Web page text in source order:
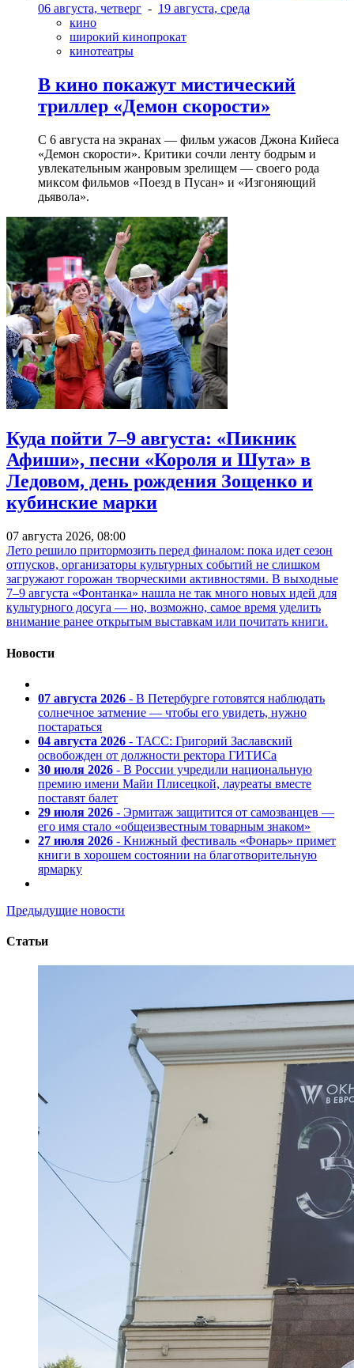
06 августа, четверг - 19 августа, среда
кино
широкий кинопрокат
кинотеатры
В кино покажут мистический
триллер «Демон скорости»
С 6 августа на экранах — фильм ужасов Джона Кийеса
«Демон скорости». Критики сочли ленту бодрым и
увлекательным жанровым зрелищeм — своего рода
миксом фильмов «Поезд в Пусан» и «Изгоняющий
дьявола».
Куда пойти 7–9 августа: «Пикник
Афиши», песни «Короля и Шута» в
Ледовом, день рождения Зощенко и
кубинские марки
07 августа 2026, 08:00
Лето решило притормозить перед финалом: пока идет сезон
отпусков, организаторы культурных событий не слишком
загружают горожан творческими активностями. В выходные
7–9 августа «Фонтанка» нашла не так много новых идей для
культурного досуга — но, возможно, самое время уделить
внимание ранее открытым выставкам или почитать книги.
Новости
07 августа 2026 - В Петербурге готовятся наблюдать
солнечное затмение — чтобы его увидеть, нужно
постараться
04 августа 2026 - ТАСС: Григорий Заславский
освобожден от должности ректора ГИТИСа
30 июля 2026 - В России учредили национальную
премию имени Майи Плисецкой, лауреаты вместе
поставят балет
29 июля 2026 - Эрмитаж защитится от самозванцев —
его имя стало «общеизвестным товарным знаком»
27 июля 2026 - Книжный фестиваль «Фонарь» примет
книги в хорошем состоянии на благотворительную
ярмарку
Предыдущие новости
Статьи